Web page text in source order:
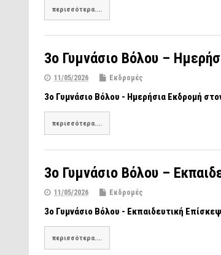
περισσότερα....
3ο Γυμνάσιο Βόλου –
11/05/2026 Εκδρομές
3ο Γυμνάσιο Βόλου - Ημερήσια Εκδρομή
περισσότερα....
3ο Γυμνάσιο Βόλου –
11/05/2026 Εκδρομές
3ο Γυμνάσιο Βόλου - Εκπαιδευτική
περισσότερα....